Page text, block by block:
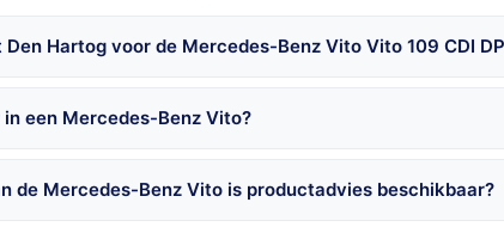
Hartog voor de Mercedes-Benz Vito Vito 109 CDI
een Mercedes-Benz Vito?
de Mercedes-Benz Vito is productadvies beschikbaar?